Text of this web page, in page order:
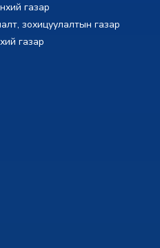
газар
зохицуулалтын газар
газар